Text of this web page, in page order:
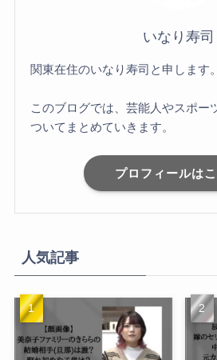
いなり寿司
関東在住のいなり寿司と申します。
このブログでは、芸能人やスポー
ついてまとめていきます。
プロフィールは
人気記事